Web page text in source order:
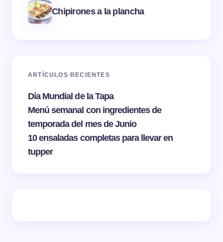
Chipirones a la plancha
ARTÍCULOS RECIENTES
Día Mundial de la Tapa
Menú semanal con ingredientes de
temporada del mes de Junio
10 ensaladas completas para llevar en
tupper